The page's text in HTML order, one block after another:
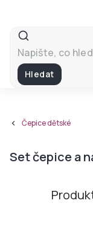
obsah
Hledat
Čepice dětské
Set čepice a